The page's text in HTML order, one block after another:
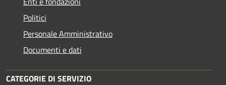
Politici
Personale Amministrativo
Documenti e dati
CATEGORIE DI SERVIZIO